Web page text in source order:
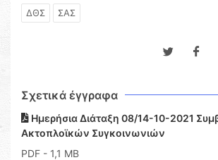
ΔΘΣ ΣΑΣ
Σχετικά έγγραφα
Ημερήσια Διάταξη 08/14-10-2021
Ακτοπλοϊκών Συγκοινωνιών
PDF - 1,1 MB